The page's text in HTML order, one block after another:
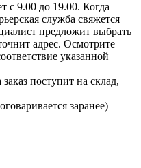
с 9.00 до 19.00. Когда
служба свяжется
предложит выбрать
адрес. Осмотрите
указанной
поступит на склад,
заранее)